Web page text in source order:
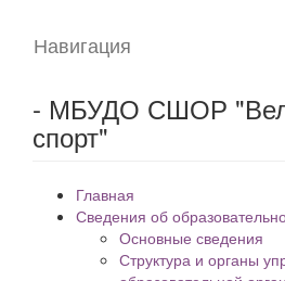
Навигация
- МБУДО СШОР
спорт"
Главная
Сведения об
Основные сведения
Структура и органы